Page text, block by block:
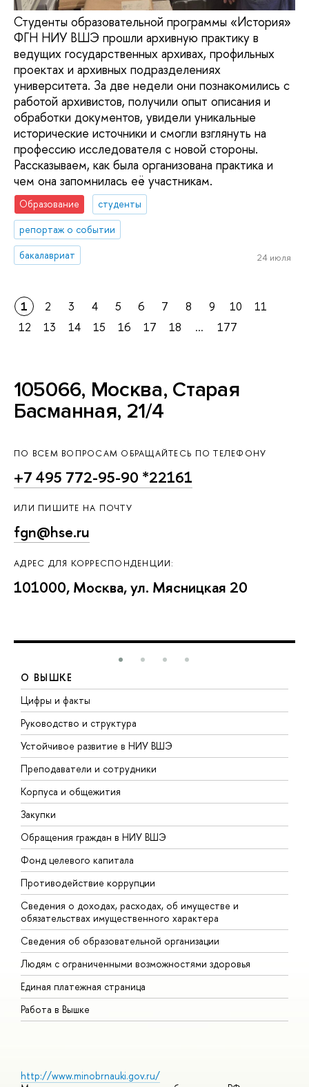
Студенты образовательной программы «История»
ФГН НИУ ВШЭ прошли архивную практику в
ведущих государственных архивах, профильных
проектах и архивных подразделениях
университета. За две недели они познакомились с
работой архивистов, получили опыт описания и
обработки документов, увидели уникальные
исторические источники и смогли взглянуть на
профессию исследователя с новой стороны.
Рассказываем, как была организована практика и
чем она запомнилась её участникам.
Образование
студенты
репортаж о событии
бакалавриат
24 июля
1 2 3 4 5 6 7 8 9 10
11
12
13 14 15 16 17 18 ... 177
105066, Москва, Старая
Басманная, 21/4
ПО ВСЕМ ВОПРОСАМ ОБРАЩАЙТЕСЬ ПО ТЕЛЕФОНУ
+7 495 772-95-90 *22161
ИЛИ ПИШИТЕ НА ПОЧТУ
fgn@hse.ru
АДРЕС ДЛЯ КОРРЕСПОНДЕНЦИИ:
101000, Москва, ул. Мясницкая 20
О ВЫШКЕ
Цифры и факты
Руководство и структура
Устойчивое развитие в НИУ ВШЭ
Преподаватели и сотрудники
Корпуса и общежития
Закупки
Обращения граждан в НИУ ВШЭ
Фонд целевого капитала
Противодействие коррупции
Сведения о доходах, расходах, об имуществе и
обязательствах имущественного характера
Сведения об образовательной организации
Людям с ограниченными возможностями здоровья
Единая платежная страница
Работа в Вышке
http://www.minobrnauki.gov.ru/